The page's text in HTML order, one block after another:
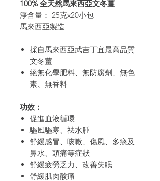
100%全天然馬來西亞文冬薑
淨含量： 25克x20小包
馬來西亞製造
採自馬來西亞武吉丁宜最高品質
文冬薑
絕無化學肥料、無防腐劑、 無色
素、無香料
功效：
促進血液循環
驅風驅寒、祛水腫
舒緩感冒、咳嗽、傷風、多痰及
鼻水、頭痛等症狀
舒緩疲勞乏力、改善失眠
舒緩肌肉酸痛